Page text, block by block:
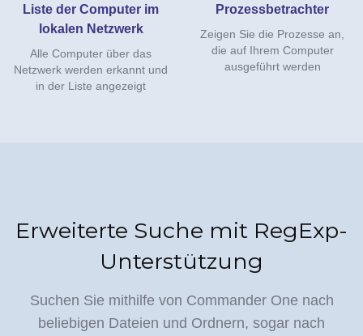
Liste der Computer im
lokalen Netzwerk
Alle Computer über das
Netzwerk werden erkannt und
in der Liste angezeigt
Prozessbetrachter
Zeigen Sie die Prozesse an,
die auf Ihrem Computer
ausgeführt werden
Erweiterte Suche mit RegExp-
Unterstützung
Suchen Sie mithilfe von Commander One nach
beliebigen Dateien und Ordnern, sogar nach